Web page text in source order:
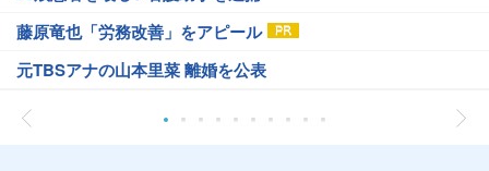
藤原竜也「労務改善」をアピール
元TBSアナの山本里菜 離婚を公表